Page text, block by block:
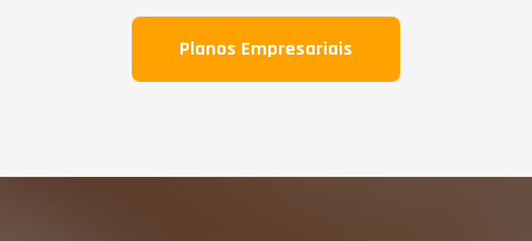
Planos Empresariais